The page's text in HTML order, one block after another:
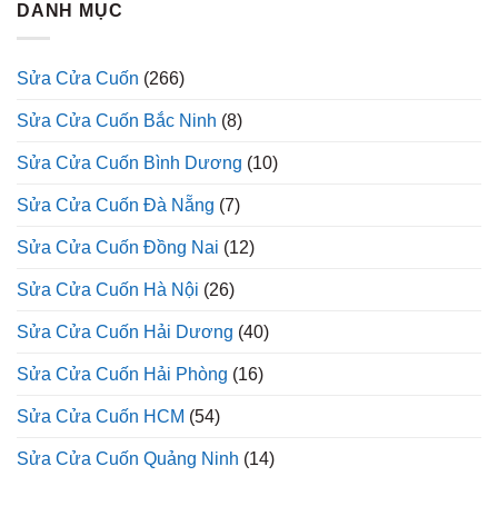
DANH MỤC
Sửa Cửa Cuốn (266)
Sửa Cửa Cuốn Bắc Ninh (8)
Sửa Cửa Cuốn Bình Dương (10)
Sửa Cửa Cuốn Đà Nẵng (7)
Sửa Cửa Cuốn Đồng Nai (12)
Sửa Cửa Cuốn Hà Nội (26)
Sửa Cửa Cuốn Hải Dương (40)
Sửa Cửa Cuốn Hải Phòng (16)
Sửa Cửa Cuốn HCM (54)
Sửa Cửa Cuốn Quảng Ninh (14)